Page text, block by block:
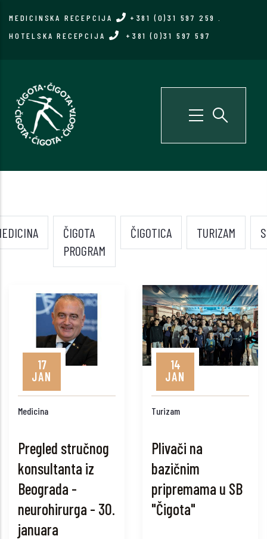
MEDICINSKA RECEPCIJA +381 (0)31 597 259
HOTELSKA RECEPCIJA
+381 (0)31 597 597
ČIGOTA
PROGRAM
ČIGOTICA TURIZAM
17
JAN
Medicina
Pregled stručnog
konsultanta iz
Beograda -
neurohirurga - 30.
januara
14
JAN
Turizam
Plivači na
bazičnim
pripremama u SB
"Čigota"